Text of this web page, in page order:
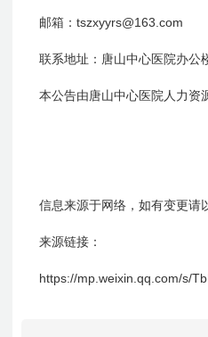
邮箱：tszxyyrs@163.com
联系地址：唐山中心医院办公
本公告由唐山中心医院人力资
信息来源于网络，如有变更请
来源链接：
https://mp.weixin.qq.com/s/